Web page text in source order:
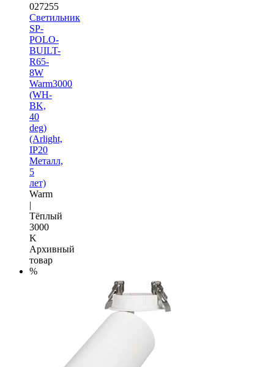
027255
Светильник
SP-
POLO-
BUILT-
R65-
8W
Warm3000
(WH-
BK,
40
deg)
(Arlight,
IP20
Металл,
5
лет)
Warm
|
Тёплый
3000
K
Архивный
товар
%